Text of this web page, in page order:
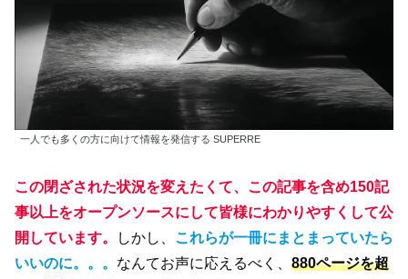
一人でも多くの方に向けて情報を発信する SUPERRE
この閉ざされた状況を変えたくて、この記事を含め150記
事以上をオープンソースにして皆様にわかりやすくして公
開しています。
しかし、 これらが一冊にまとまっていたら
いいのに。。。 なんてお声に応えるべく、 880ページを超